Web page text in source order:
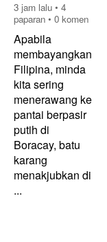
3 jam lalu • 4
paparan • 0 komen
Apabila
membayangkan
Filipina, minda
kita sering
menerawang ke
pantai berpasir
putih di
Boracay, batu
karang
menakjubkan di
...